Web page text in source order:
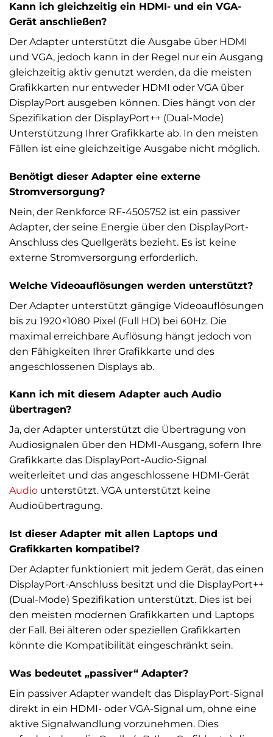
Kann ich gleichzeitig ein HDMI- und ein VGA-
Gerät anschließen?
Der Adapter unterstützt die Ausgabe über HDMI
und VGA, jedoch kann in der Regel nur ein Ausgang
gleichzeitig aktiv genutzt werden, da die meisten
Grafikkarten nur entweder HDMI oder VGA über
DisplayPort ausgeben können. Dies hängt von der
Spezifikation der DisplayPort++ (Dual-Mode)
Unterstützung Ihrer Grafikkarte ab. In den meisten
Fällen ist eine gleichzeitige Ausgabe nicht möglich.
Benötigt dieser Adapter eine externe
Stromversorgung?
Nein, der Renkforce RF-4505752 ist ein passiver
Adapter, der seine Energie über den DisplayPort-
Anschluss des Quellgeräts bezieht. Es ist keine
externe Stromversorgung erforderlich.
Welche Videoauflösungen werden unterstützt?
Der Adapter unterstützt gängige Videoauflösungen
bis zu 1920×1080 Pixel (Full HD) bei 60Hz. Die
maximal erreichbare Auflösung hängt jedoch von
den Fähigkeiten Ihrer Grafikkarte und des
angeschlossenen Displays ab.
Kann ich mit diesem Adapter auch Audio
übertragen?
Ja, der Adapter unterstützt die Übertragung von
Audiosignalen über den HDMI-Ausgang, sofern Ihre
Grafikkarte das DisplayPort-Audio-Signal
weiterleitet und das angeschlossene HDMI-Gerät
Audio unterstützt. VGA unterstützt keine
Audioübertragung.
Ist dieser Adapter mit allen Laptops und
Grafikkarten kompatibel?
Der Adapter funktioniert mit jedem Gerät, das einen
DisplayPort-Anschluss besitzt und die DisplayPort++
(Dual-Mode) Spezifikation unterstützt. Dies ist bei
den meisten modernen Grafikkarten und Laptops
der Fall. Bei älteren oder speziellen Grafikkarten
könnte die Kompatibilität eingeschränkt sein.
Was bedeutet „passiver“ Adapter?
Ein passiver Adapter wandelt das DisplayPort-Signal
direkt in ein HDMI- oder VGA-Signal um, ohne eine
aktive Signalwandlung vorzunehmen. Dies